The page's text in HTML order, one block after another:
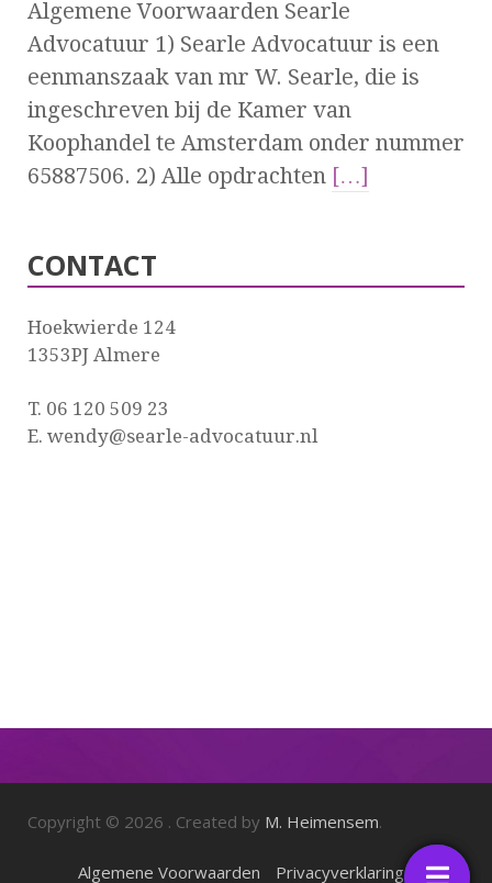
Algemene Voorwaarden Searle
Advocatuur 1) Searle Advocatuur is een
eenmanszaak van mr W. Searle, die is
ingeschreven bij de Kamer van
Koophandel te Amsterdam onder nummer
65887506. 2) Alle opdrachten […]
CONTACT
Hoekwierde 124
1353PJ Almere
T. 06 120 509 23
E. wendy@searle-advocatuur.nl
Copyright © 2026 . Created by M. Heimensem.
Algemene Voorwaarden Privacyverklaring
Floating
Floating